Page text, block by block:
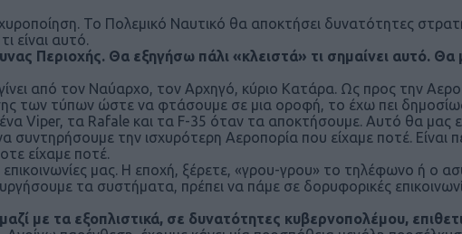
Το Πολεμικό Ναυτικό θα αποκτήσει δυνατότητες
είναι αυτό.
Περιοχής. Θα εξηγήσω πάλι «κλειστά» τι σημαίνει αυτό. Θα
από τον Ναύαρχο, τον Αρχηγό, κύριο Κατάρα. Ως προς την
των τύπων ώστε να φτάσουμε σε μια οροφή, το έχω πει
Viper, τα Rafale και τα F-35 όταν τα αποκτήσουμε. Αυτό θα μας
την ισχυρότερη Αεροπορία που είχαμε ποτέ. Είναι
είχαμε ποτέ.
μας. Η εποχή, ξέρετε, «γρου-γρου» το τηλέφωνο ή ο
τα συστήματα, πρέπει να πάμε σε δορυφορικές
με τα εξοπλιστικά, σε δυνατότητες κυβερνοπολέμου,